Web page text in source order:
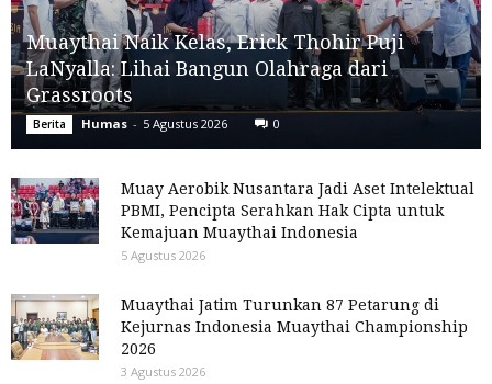
Muaythai Naik Kelas, Erick Thohir Puji
LaNyalla: Lihai Bangun Olahraga dari
Grassroots
Berita Humas - 5 Agustus 2026 0
Muay Aerobik Nusantara Jadi Aset Intelektual
PBMI, Pencipta Serahkan Hak Cipta untuk
Kemajuan Muaythai Indonesia
5 Agustus 2026
Muaythai Jatim Turunkan 87 Petarung di
Kejurnas Indonesia Muaythai Championship
2026
3 Agustus 2026